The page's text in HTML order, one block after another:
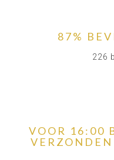
87%
226
VOOR 16:00